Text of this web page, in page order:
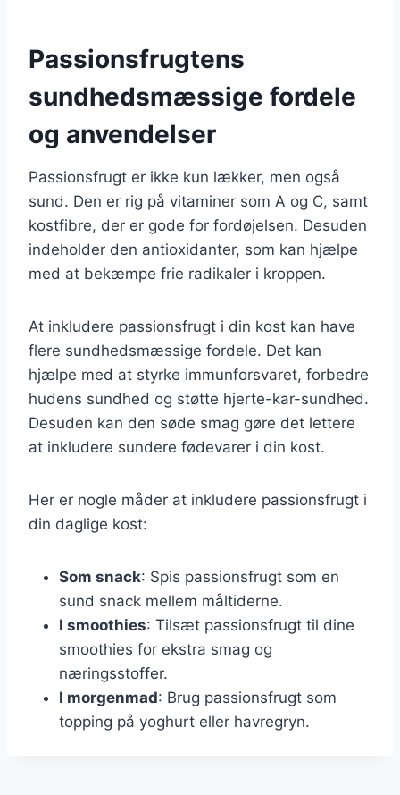
Passionsfrugtens
sundhedsmæssige fordele
og anvendelser
Passionsfrugt er ikke kun lækker, men også
sund. Den er rig på vitaminer som A og C, samt
kostfibre, der er gode for fordøjelsen. Desuden
indeholder den antioxidanter, som kan hjælpe
med at bekæmpe frie radikaler i kroppen.
At inkludere passionsfrugt i din kost kan have
flere sundhedsmæssige fordele. Det kan
hjælpe med at styrke immunforsvaret, forbedre
hudens sundhed og støtte hjerte-kar-sundhed.
Desuden kan den søde smag gøre det lettere
at inkludere sundere fødevarer i din kost.
Her er nogle måder at inkludere passionsfrugt i
din daglige kost:
Som snack: Spis passionsfrugt som en
sund snack mellem måltiderne.
I smoothies: Tilsæt passionsfrugt til dine
smoothies for ekstra smag og
næringsstoffer.
I morgenmad: Brug passionsfrugt som
topping på yoghurt eller havregryn.